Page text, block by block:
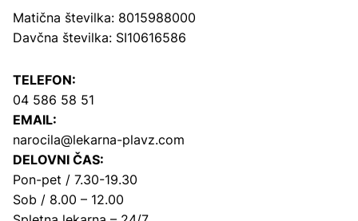
Matična številka: 8015988000
Davčna številka: SI10616586
TELEFON:
04 586 58 51
EMAIL:
narocila@lekarna-plavz.com
DELOVNI ČAS:
Pon-pet / 7.30-19.30
Sob / 8.00 – 12.00